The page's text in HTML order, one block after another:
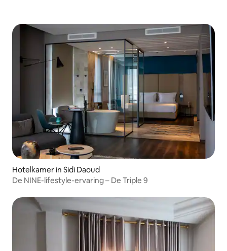
Hotelkamer in Sidi Daoud
De NINE-lifestyle-ervaring – De Triple 9